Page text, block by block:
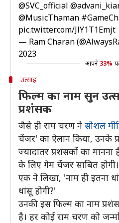
@SVC_official
@MusicThaman
pic.twitter.com/JlY1T1Emjt
— Ram Charan
2023
आपने 33%
उत्साह
फिल्म का नाम सुन
प्रशंसक
जैसे ही राम चरण ने सोशल
चेंजर' का ऐलान किया, उनके
ज्यादातर प्रशंसकों का
के लिए गेम चेंजर साबित होगी।
एक ने लिखा, 'नाम ही इतना
धांसू होगी?'
उनकी इस फिल्म का नाम
है। हर कोई राम चरण को